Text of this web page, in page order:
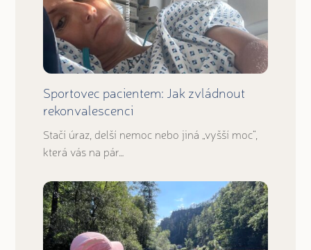
Sportovec pacientem: Jak zvládnout
rekonvalescenci
Stačí úraz, delší nemoc nebo jiná „vyšší moc“,
která vás na pár…